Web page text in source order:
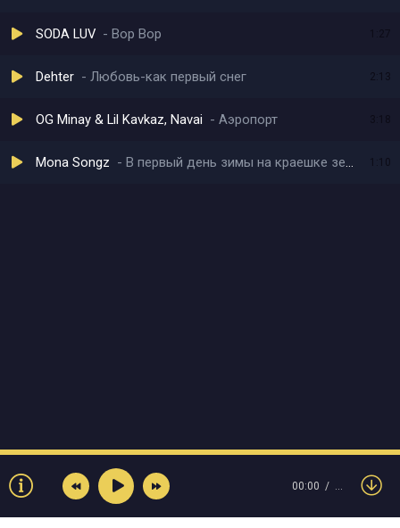
SODA LUV Bop Bop
Dehter Любовь-как первый снег 2:13
OG Minay & Lil Kavkaz, Navai Аэропорт
Mona Songz В первый день зимы на краешке земли 1:10
00:00 …